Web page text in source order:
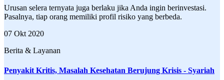
Urusan selera ternyata juga berlaku jika Anda ingin berinvestasi.
Pasalnya, tiap orang memiliki profil risiko yang berbeda.
07 Okt 2020
Berita & Layanan
Penyakit Kritis, Masalah Kesehatan Berujung Krisis - Syariah